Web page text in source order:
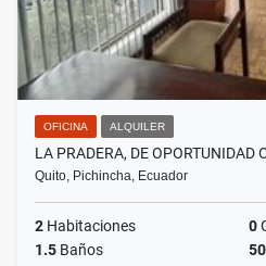
OFICINA ALQUILER
LA PRADERA, DE OPORTUNIDAD
Quito, Pichincha, Ecuador
2 Habitaciones 0
1.5 Baños 50